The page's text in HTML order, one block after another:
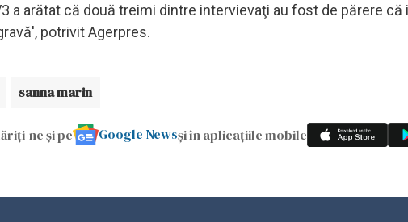
a arătat că două treimi dintre intervievaţi au fost de părere că
potrivit Agerpres.
sanna marin
ne și pe Google Newsși în aplicațiile mobile